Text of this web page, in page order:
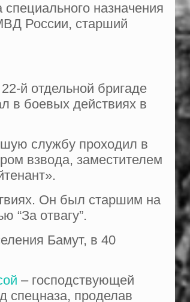
назначения
России, старший
й отдельной бригаде
в боевых действиях в
службу проходил в
взвода, заместителем
Он был старшим на
“За отвагу”.
Бамут, в 40
– господствующей
спецназа, проделав